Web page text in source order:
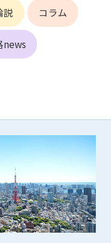
説 コラム
news
分、使用上の過誤、
よる損害について責任
いません。
知的所有権を侵害す
シー等を侵害する行
為
信又は書き込む行為
した行為